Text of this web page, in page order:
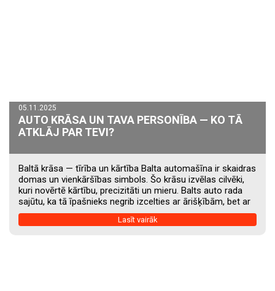
05.11.2025
AUTO KRĀSA UN TAVA PERSONĪBA — KO TĀ
ATKLĀJ PAR TEVI?
Baltā krāsa — tīrība un kārtība Balta automašīna ir skaidras
domas un vienkāršības simbols. Šo krāsu izvēlas cilvēki,
kuri novērtē kārtību, precizitāti un mieru. Balts auto rada
sajūtu, ka tā īpašnieks negrib izcelties ar ārišķībām, bet ar
sakārtotu dzīvi. Melnā krāsa — spēks un pārliecība Melns
auto vienmēr izskatās stingri un eleganti. Tā īpašnieks bieži
Lasīt vairāk